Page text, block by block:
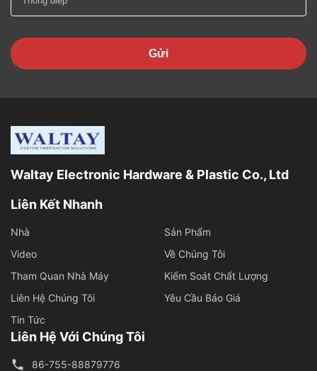
Gửi
Waltay Electronic Hardware & Plastic Co., Ltd
Liên Kết Nhanh
Nhà
Sản Phẩm
Video
Về Chúng Tôi
Tham Quan Nhà Máy
Kiểm Soát Chất Lượng
Liên Hệ Chúng Tôi
Yêu Cầu Báo Giá
Tin Tức
Liên Hệ Với Chúng Tôi
86-755-88879776